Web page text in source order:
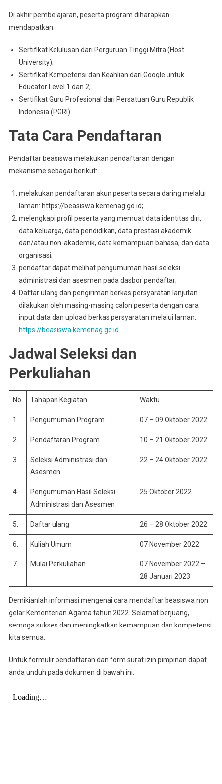
Di akhir pembelajaran, peserta program diharapkan
mendapatkan:
Sertifikat Kelulusan dari Perguruan Tinggi Mitra (Host
University);
Sertifikat Kompetensi dan Keahlian dari Google untuk
Educator Level 1 dan 2;
Sertifikat Guru Profesional dari Persatuan Guru Republik
Indonesia (PGRI)
Tata Cara Pendaftaran
Pendaftar beasiswa melakukan pendaftaran dengan
mekanisme sebagai berikut:
melakukan pendaftaran akun peserta secara daring melalui
laman: https://beasiswa.kemenag.go.id;
melengkapi profil peserta yang memuat data identitas diri,
data keluarga, data pendidikan, data prestasi akademik
dan/atau non-akademik, data kemampuan bahasa, dan data
organisasi;
pendaftar dapat melihat pengumuman hasil seleksi
administrasi dan asesmen pada dasbor pendaftar;
Daftar ulang dan pengiriman berkas persyaratan lanjutan
dilakukan oleh masing-masing calon peserta dengan cara
input data dan upload berkas persyaratan melalui laman:
https://beasiswa.kemenag.go.id
Jadwal Seleksi dan
Perkuliahan
No. Tahapan Kegiatan Waktu
1. Pengumuman Program 07 – 09 Oktober 2022
2. Pendaftaran Program 10 – 21 Oktober 2022
3.
Seleksi Administrasi dan
Asesmen
22 – 24 Oktober 2022
4.
Pengumuman Hasil Seleksi
Administrasi dan Asesmen
25 Oktober 2022
5. Daftar ulang 26 – 28 Oktober 2022
6. Kuliah Umum 07 November 2022
7. Mulai Perkuliahan
07 November 2022 –
28 Januari 2023
Demikianlah informasi mengenai cara mendaftar beasiswa non
gelar Kementerian Agama tahun 2022. Selamat berjuang,
semoga sukses dan meningkatkan kemampuan dan kompetensi
kita semua.
Untuk formulir pendaftaran dan form surat izin pimpinan dapat
anda unduh pada dokumen di bawah ini.